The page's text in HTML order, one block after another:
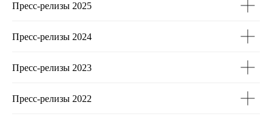
Пресс-релизы 2025
Пресс-релизы 2024
Пресс-релизы 2023
Пресс-релизы 2022